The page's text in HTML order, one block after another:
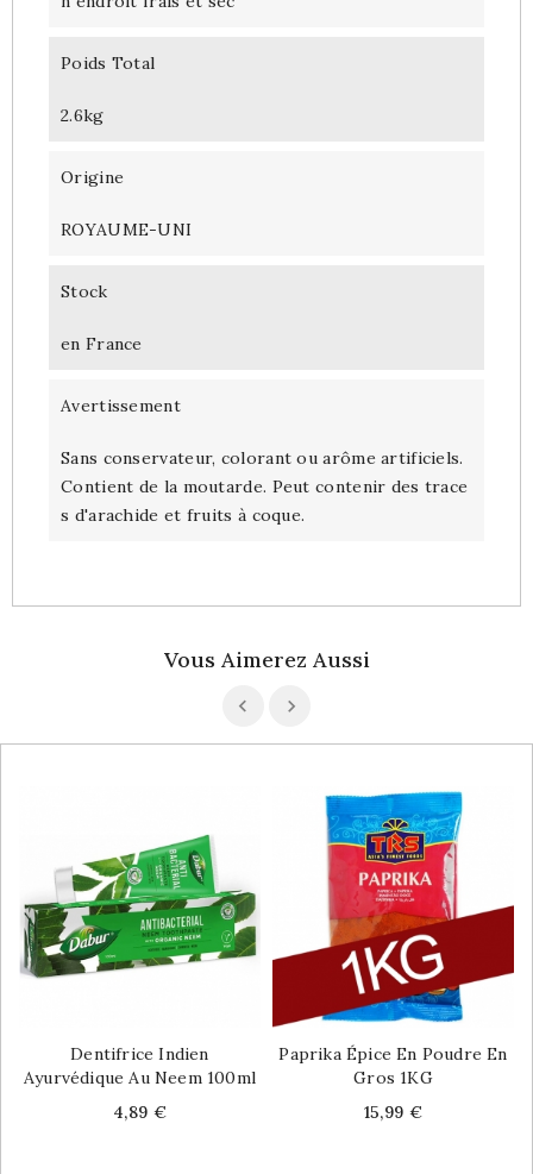
Poids Total
2.6kg
Origine
ROYAUME-UNI
Stock
en France
Avertissement
Sans conservateur, colorant ou arôme artificiels.
Contient de la moutarde. Peut contenir des trace
s d'arachide et fruits à coque.
Vous Aimerez Aussi
Dentifrice Indien
Ayurvédique Au Neem 100ml
Price
4,89 €
Paprika Épice En Poudre En
Gros 1KG
Price
15,99 €